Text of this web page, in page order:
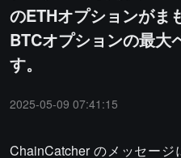
のETHオプションがま
BTCオプションの最大
す。
2025-05-09 07:41:15
ChainCatcher のメッセー